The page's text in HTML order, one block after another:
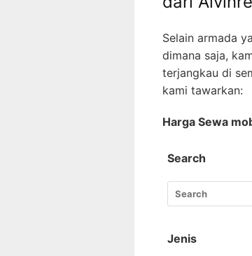
Selain armada
dimana saja,
terjangkau di
kami tawarkan:
Harga Sewa
Search
Jenis